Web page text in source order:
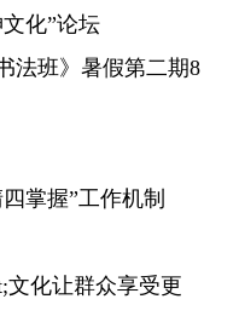
化”论坛
法班》暑假第二期8
掌握”工作机制
文化让群众享受更